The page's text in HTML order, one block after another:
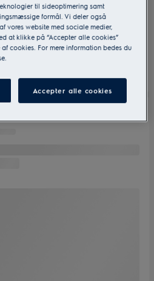
til sideoptimering samt
formål. Vi deler også
vores website med sociale medier,
at klikke på “Accepter alle cookies”
cookies. For mere information bedes du
Accepter alle cookies